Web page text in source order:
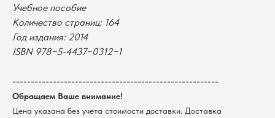
Учебное пособие
Количество страниц: 164
Год издания: 2014
ISBN 978−5-4437−0312−1
--------------------------------------------------------
Обращаем Ваше внимание!
Цена указана без учета стоимости доставки. Доставка
Политика обработки персональных данных
Новосибирский государственный
университет
г. Новосибирск, ул. Пирогова, 3
КПП 540801001